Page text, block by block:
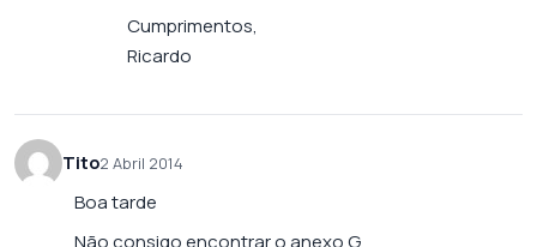
Cumprimentos,
Ricardo
Tito2 Abril 2014
Boa tarde
Não consigo encontrar o anexo G